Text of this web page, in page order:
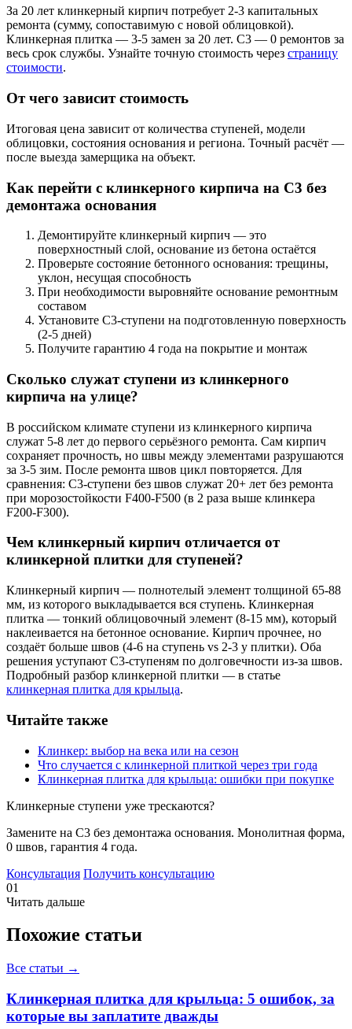
За 20 лет клинкерный кирпич потребует 2-3 капитальных
ремонта (сумму, сопоставимую с новой облицовкой).
Клинкерная плитка — 3-5 замен за 20 лет. С3 — 0 ремонтов за
весь срок службы. Узнайте точную стоимость через страницу
стоимости.
От чего зависит стоимость
Итоговая цена зависит от количества ступеней, модели
облицовки, состояния основания и региона. Точный расчёт —
после выезда замерщика на объект.
Как перейти с клинкерного кирпича на С3 без
демонтажа основания
Демонтируйте клинкерный кирпич — это
поверхностный слой, основание из бетона остаётся
Проверьте состояние бетонного основания: трещины,
уклон, несущая способность
При необходимости выровняйте основание ремонтным
составом
Установите С3-ступени на подготовленную поверхность
(2-5 дней)
Получите гарантию 4 года на покрытие и монтаж
Сколько служат ступени из клинкерного
кирпича на улице?
В российском климате ступени из клинкерного кирпича
служат 5-8 лет до первого серьёзного ремонта. Сам кирпич
сохраняет прочность, но швы между элементами разрушаются
за 3-5 зим. После ремонта швов цикл повторяется. Для
сравнения: С3-ступени без швов служат 20+ лет без ремонта
при морозостойкости F400-F500 (в 2 раза выше клинкера
F200-F300).
Чем клинкерный кирпич отличается от
клинкерной плитки для ступеней?
Клинкерный кирпич — полнотелый элемент толщиной 65-88
мм, из которого выкладывается вся ступень. Клинкерная
плитка — тонкий облицовочный элемент (8-15 мм), который
наклеивается на бетонное основание. Кирпич прочнее, но
создаёт больше швов (4-6 на ступень vs 2-3 у плитки). Оба
решения уступают С3-ступеням по долговечности из-за швов.
Подробный разбор клинкерной плитки — в статье
клинкерная плитка для крыльца.
Читайте также
Клинкер: выбор на века или на сезон
Что случается с клинкерной плиткой через три года
Клинкерная плитка для крыльца: ошибки при покупке
Клинкерные ступени уже трескаются?
Замените на С3 без демонтажа основания. Монолитная форма,
0 швов, гарантия 4 года.
Консультация Получить консультацию
01
Читать дальше
Похожие статьи
Все статьи →
Клинкерная плитка для крыльца: 5 ошибок, за
которые вы заплатите дважды